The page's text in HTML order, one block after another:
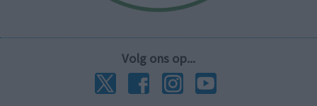
Volg ons op...